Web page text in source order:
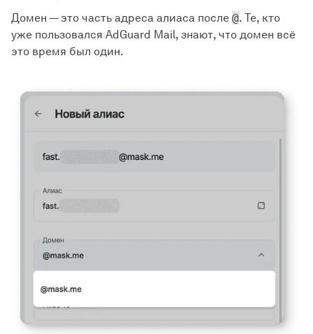
Домен — это часть адреса алиаса после @. Те, кто
уже пользовался AdGuard Mail, знают, что домен всё
это время был один.